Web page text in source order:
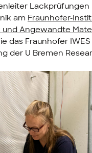
Lackprüfungen
am Fraunhofer-
Angewandte
das Fraunhofer
der U Bremen